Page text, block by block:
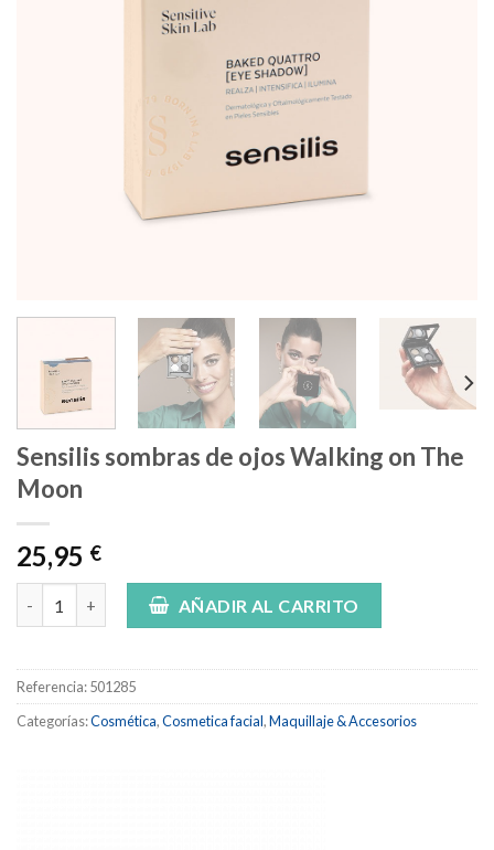
Sensilis sombras de ojos Walking on The
Moon
25,95 €
Sensilis sombras de ojos Walking on The Moon cantidad
AÑADIR AL CARRITO
Referencia:501285
Categorías:Cosmética,Cosmetica facial,Maquillaje & Accesorios